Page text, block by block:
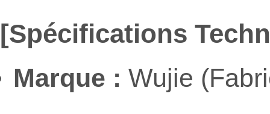
[Spécifications
Marque : Wujie